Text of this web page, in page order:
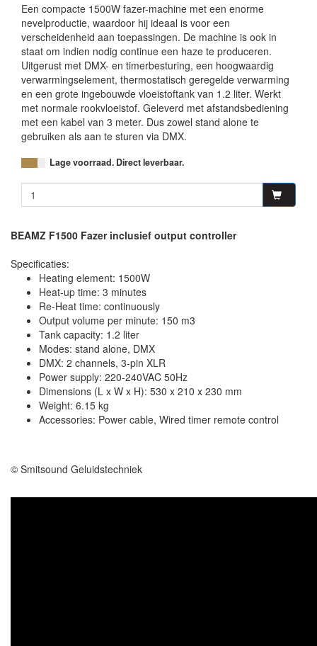
Een compacte 1500W fazer-machine met een enorme
nevelproductie, waardoor hij ideaal is voor een
verscheidenheid aan toepassingen. De machine is ook in
staat om indien nodig continue een haze te produceren.
Uitgerust met DMX- en timerbesturing, een hoogwaardig
verwarmingselement, thermostatisch geregelde verwarming
en een grote ingebouwde vloeistoftank van 1.2 liter. Werkt
met normale rookvloeistof. Geleverd met afstandsbediening
met een kabel van 3 meter. Dus zowel stand alone te
gebruiken als aan te sturen via DMX.
Lage voorraad. Direct leverbaar.
BEAMZ F1500 Fazer inclusief output controller
Specificaties:
Heating element: 1500W
Heat-up time: 3 minutes
Re-Heat time: continuously
Output volume per minute: 150 m3
Tank capacity: 1.2 liter
Modes: stand alone, DMX
DMX: 2 channels, 3-pin XLR
Power supply: 220-240VAC 50Hz
Dimensions (L x W x H): 530 x 210 x 230 mm
Weight: 6.15 kg
Accessories: Power cable, Wired timer remote control
© Smitsound Geluidstechniek